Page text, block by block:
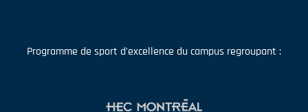
Programme de sport d'excellence du campus regroupant :